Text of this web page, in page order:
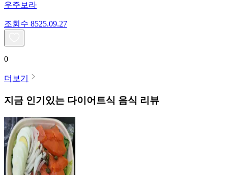
우주보라
조회수 8525.09.27
0
더보기
지금 인기있는 다이어트식 음식 리뷰